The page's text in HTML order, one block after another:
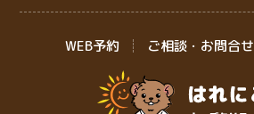
WEB予約 ご相談・お問合せ